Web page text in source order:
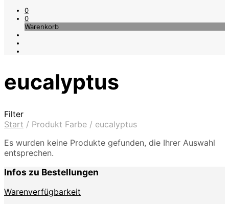
0
0
Warenkorb
eucalyptus
Filter
Start / Produkt Farbe / eucalyptus
Es wurden keine Produkte gefunden, die Ihrer Auswahl
entsprechen.
Infos zu Bestellungen
Warenverfügbarkeit